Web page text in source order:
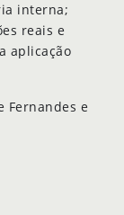
interna;
reais e
aplicação
Fernandes e